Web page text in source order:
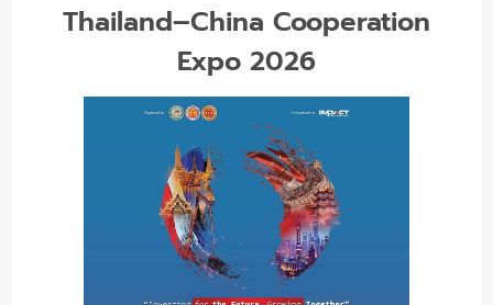
Thailand–China Cooperation
Expo 2026